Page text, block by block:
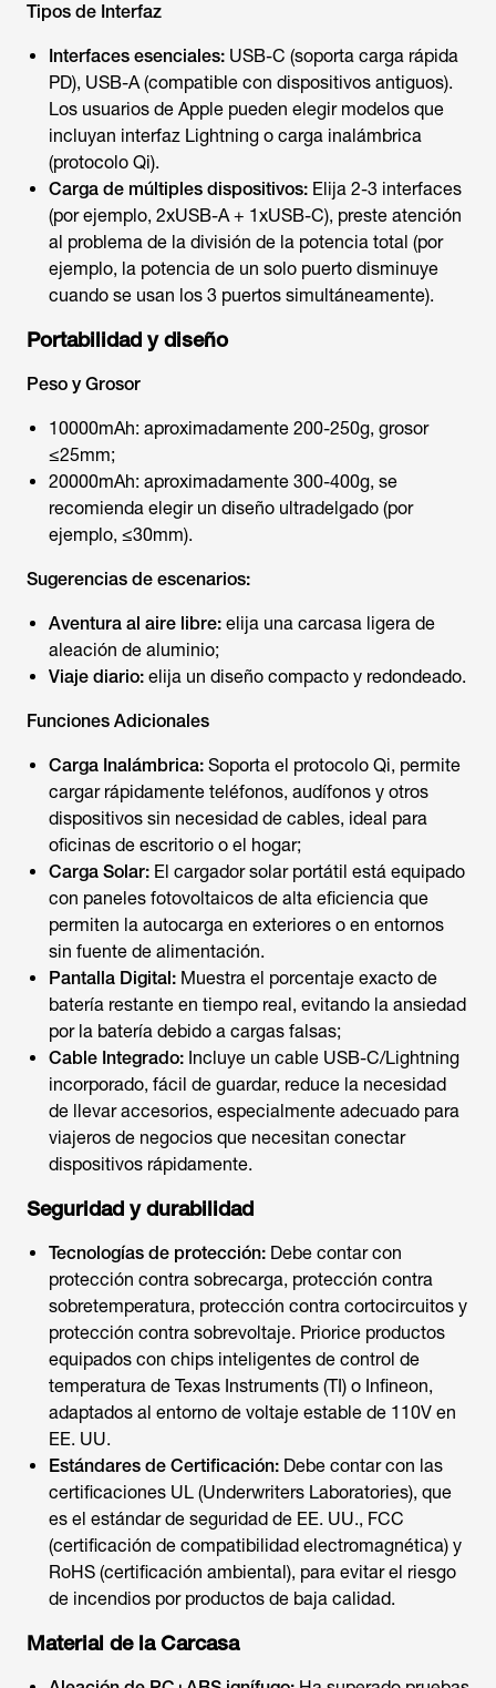
Tipos de Interfaz
Interfaces esenciales: USB-C (soporta carga rápida
PD), USB-A (compatible con dispositivos antiguos).
Los usuarios de Apple pueden elegir modelos que
incluyan interfaz Lightning o carga inalámbrica
(protocolo Qi).
Carga de múltiples dispositivos: Elija 2-3 interfaces
(por ejemplo, 2xUSB-A + 1xUSB-C), preste atención
al problema de la división de la potencia total (por
ejemplo, la potencia de un solo puerto disminuye
cuando se usan los 3 puertos simultáneamente).
Portabilidad y diseño
Peso y Grosor
10000mAh: aproximadamente 200-250g, grosor
≤25mm;
20000mAh: aproximadamente 300-400g, se
recomienda elegir un diseño ultradelgado (por
ejemplo, ≤30mm).
Sugerencias de escenarios:
Aventura al aire libre: elija una carcasa ligera de
aleación de aluminio;
Viaje diario: elija un diseño compacto y redondeado.
Funciones Adicionales
Carga Inalámbrica: Soporta el protocolo Qi, permite
cargar rápidamente teléfonos, audífonos y otros
dispositivos sin necesidad de cables, ideal para
oficinas de escritorio o el hogar;
Carga Solar: El cargador solar portátil está equipado
con paneles fotovoltaicos de alta eficiencia que
permiten la autocarga en exteriores o en entornos
sin fuente de alimentación.
Pantalla Digital: Muestra el porcentaje exacto de
batería restante en tiempo real, evitando la ansiedad
por la batería debido a cargas falsas;
Cable Integrado: Incluye un cable USB-C/Lightning
incorporado, fácil de guardar, reduce la necesidad
de llevar accesorios, especialmente adecuado para
viajeros de negocios que necesitan conectar
dispositivos rápidamente.
Seguridad y durabilidad
Tecnologías de protección: Debe contar con
protección contra sobrecarga, protección contra
sobretemperatura, protección contra cortocircuitos y
protección contra sobrevoltaje. Priorice productos
equipados con chips inteligentes de control de
temperatura de Texas Instruments (TI) o Infineon,
adaptados al entorno de voltaje estable de 110V en
EE. UU.
Estándares de Certificación: Debe contar con las
certificaciones UL (Underwriters Laboratories), que
es el estándar de seguridad de EE. UU., FCC
(certificación de compatibilidad electromagnética) y
RoHS (certificación ambiental), para evitar el riesgo
de incendios por productos de baja calidad.
Material de la Carcasa